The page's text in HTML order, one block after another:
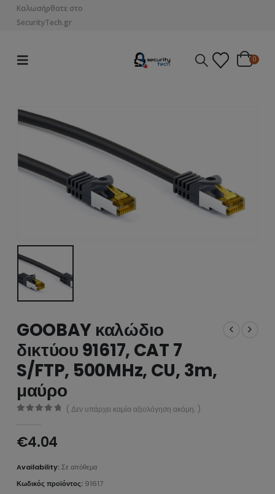
Καλωσήρθατε στο
SecurityTech.gr
0
GOOBAY καλώδιο
δικτύου 91617, CAT 7
S/FTP, 500MHz, CU, 3m,
μαύρο
( Δεν υπάρχει καμία αξιολόγηση ακόμη. )
€4.04
Availability:Σε απόθεμα
Κωδικός προϊόντος: 91617